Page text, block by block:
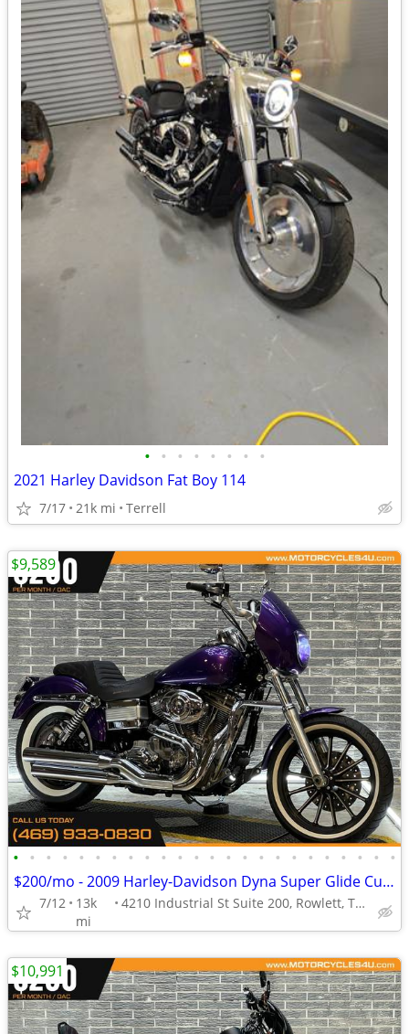
• • • • • • • •
2021 Harley Davidson Fat Boy 114
7/17 21k mi Terrell
• • • • • • • • • • • • • • • • • • • • • • • •
$200/mo - 2009 Harley-Davidson Dyna Super Glide Custom FXDC
7/12
13k
mi
4210 Industrial St Suite 200, Rowlett, TX 75088
$9,589
$10,991